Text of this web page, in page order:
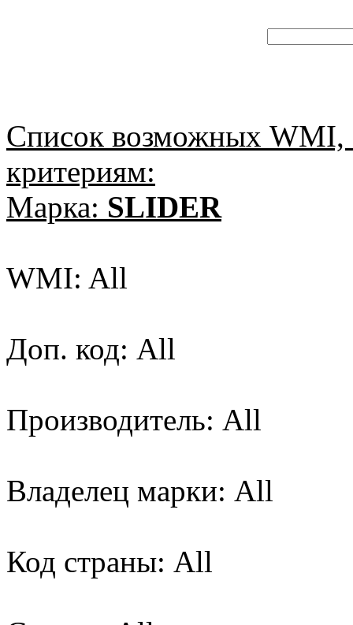
Список возможных
критериям:
Марка: SLIDER
WMI: All
Доп. код: All
Производитель: All
Владелец марки: All
Код страны: All